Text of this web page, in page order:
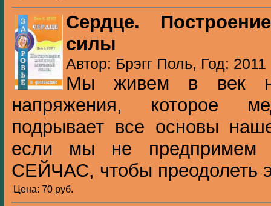
Сердце.
силы
Автор: Брэгг Поль, Год: 2011
Мы живем в век
напряжения, которое
подрывает все основы
если мы не предпримем
СЕЙЧАС, чтобы преодолеть
Цена: 70 pуб.